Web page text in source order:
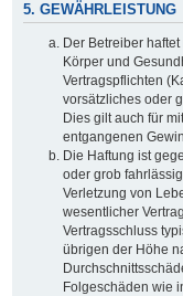
5. GEWÄHRLEISTUNG
Der Betreiber
Körper und
Vertragspflichten
vorsätzliches oder
Dies gilt auch für
entgangenen
Die Haftung ist
oder grob
Verletzung von
wesentlicher
Vertragsschluss
übrigen der Höhe
Folgeschäden wie